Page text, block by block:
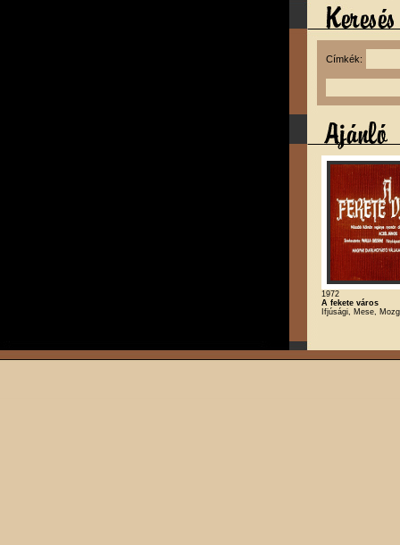
Címkék:
1972
A fekete város
Ifjúsági, Mese,